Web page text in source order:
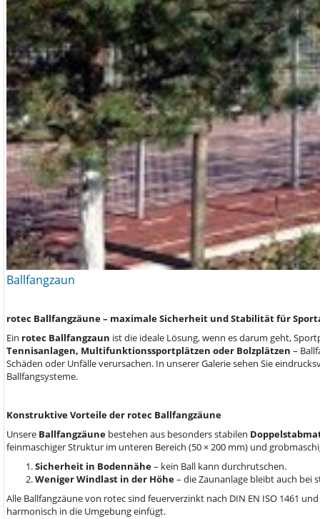
Ballfangzaun
rotec Ballfangzäune – maximale Sicherheit und Stabilität für
Ein rotec Ballfangzaun ist die ideale Lösung, wenn es darum geht,
Tennisanlagen, Multifunktionssportplätzen oder Bolzplätzen –
Schäden oder Unfälle verursachen. In unserer Galerie sehen Sie
Ballfangsysteme.
Konstruktive Vorteile der rotec Ballfangzäune
Unsere Ballfangzäune bestehen aus besonders stabilen
feinmaschiger Struktur im unteren Bereich (50 × 200 mm) und
Sicherheit in Bodennähe– kein Ball kann durchrutschen.
Weniger Windlast in der Höhe– die Zaunanlage bleibt auch bei
Alle Ballfangzäune von rotec sind feuerverzinkt nach DIN EN ISO 1461
harmonisch in die Umgebung einfügt.